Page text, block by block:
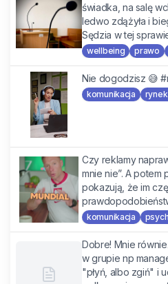
świadka, na salę
ledwo zdążyła i
Sędzia w tej
wellbeing prawo
Nie dogodzisz 😅
komunikacja
Czy reklamy
mnie nie”. A
pokazują, że im
komunikacja
Dobre! Mnie
w grupie np
"płyń, albo zgiń" i